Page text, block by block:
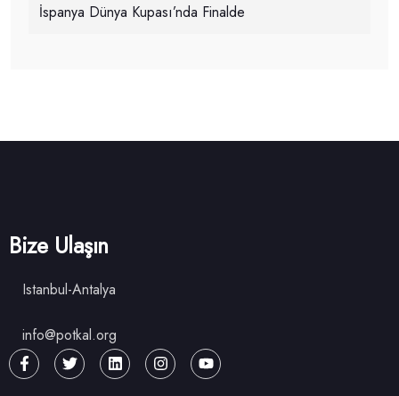
İspanya Dünya Kupası’nda Finalde
Bize Ulaşın
Istanbul-Antalya
info@potkal.org